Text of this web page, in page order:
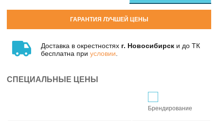
ГАРАНТИЯ ЛУЧШЕЙ ЦЕНЫ
Доставка в окрестностях г. Новосибирск и до ТК
бесплатна при условии
СПЕЦИАЛЬНЫЕ ЦЕНЫ
Брендирование